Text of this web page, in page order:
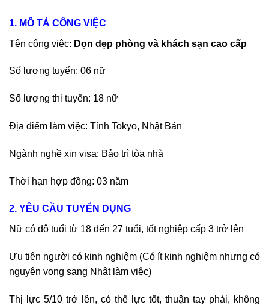
1. MÔ TẢ CÔNG VIỆC
Tên công việc: Dọn dẹp phòng và khách sạn cao cấp
Số lượng tuyển: 06 nữ
Số lượng thi tuyển: 18 nữ
Địa điểm làm việc: Tỉnh Tokyo, Nhật Bản
Ngành nghề xin visa: Bảo trì tòa nhà
Thời hạn hợp đồng: 03 năm
2. YÊU CẦU TUYỂN DỤNG
Nữ có độ tuổi từ 18 đến 27 tuổi, tốt nghiệp cấp 3 trở lên
Ưu tiên người có kinh nghiệm (Có ít kinh nghiệm nhưng có
nguyện vọng sang Nhật làm việc)
Thị lực 5/10 trở lên, có thể lực tốt, thuận tay phải, không